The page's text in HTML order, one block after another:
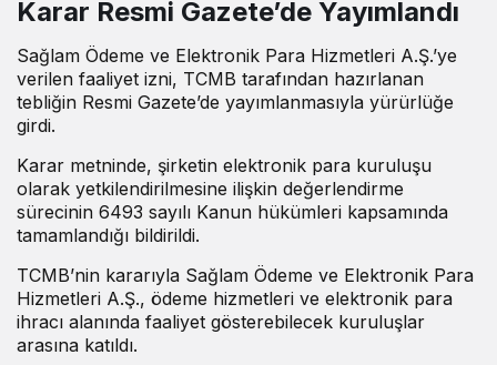
Karar Resmi Gazete’de Yayımlandı
Sağlam Ödeme ve Elektronik Para Hizmetleri A.Ş.’ye
verilen faaliyet izni, TCMB tarafından hazırlanan
tebliğin Resmi Gazete’de yayımlanmasıyla yürürlüğe
girdi.
Karar metninde, şirketin elektronik para kuruluşu
olarak yetkilendirilmesine ilişkin değerlendirme
sürecinin 6493 sayılı Kanun hükümleri kapsamında
tamamlandığı bildirildi.
TCMB’nin kararıyla Sağlam Ödeme ve Elektronik Para
Hizmetleri A.Ş., ödeme hizmetleri ve elektronik para
ihracı alanında faaliyet gösterebilecek kuruluşlar
arasına katıldı.